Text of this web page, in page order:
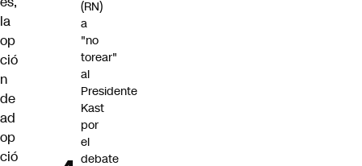
la
op
ció
n
de
ad
op
ció
(RN)
a
"no
torear"
al
Presidente
Kast
por
el
debate